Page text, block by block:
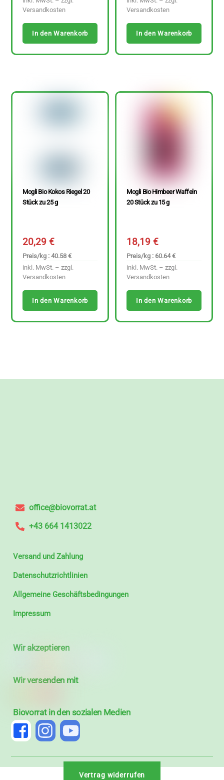
Versandkosten
In den Warenkorb
Versandkosten
In den Warenkorb
Mogli Bio Kokos Riegel 20
Stück zu 25 g
20,29€
Preis/kg : 40.58 €
inkl. MwSt. – zzgl.
Versandkosten
In den Warenkorb
Mogli Bio Himbeer Waffeln
20 Stück zu 15 g
18,19€
Preis/kg : 60.64 €
inkl. MwSt. – zzgl.
Versandkosten
In den Warenkorb
office@biovorrat.at
+43 664 1413022
Versand und Zahlung
Datenschutzrichtlinien
Allgemeine Geschäftsbedingungen
Impressum
Wir akzeptieren
Wir versenden mit
Biovorrat in den sozialen Medien
Vertrag widerrufen